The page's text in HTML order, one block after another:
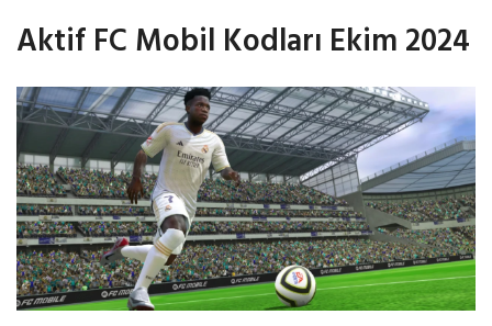
Aktif FC Mobil Kodları Ekim 2024